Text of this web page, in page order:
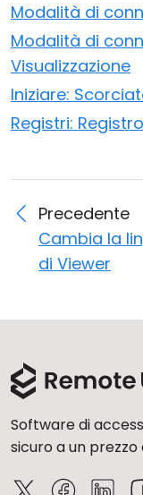
Modalità di
Modalità di
Visualizzazione
Iniziare:
Registri:
Precedente
Cambia la
di Viewer
Software di
sicuro a un prezzo